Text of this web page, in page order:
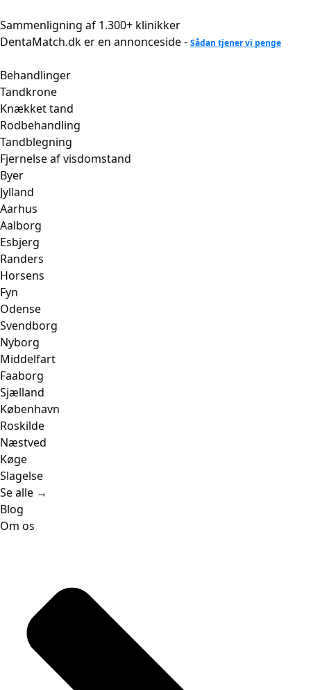
til
indhold
Sammenligning af 1.300+ klinikker
DentaMatch.dk er en annonceside - Sådan tjener vi penge
Behandlinger
Tandkrone
Knækket tand
Rodbehandling
Tandblegning
Fjernelse af visdomstand
Byer
Jylland
Aarhus
Aalborg
Esbjerg
Randers
Horsens
Fyn
Odense
Svendborg
Nyborg
Middelfart
Faaborg
Sjælland
København
Roskilde
Næstved
Køge
Slagelse
Se alle →
Blog
Om os